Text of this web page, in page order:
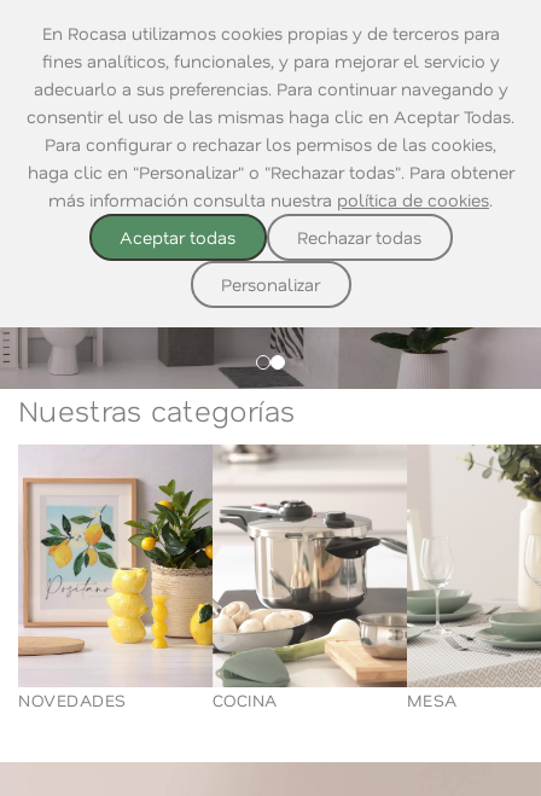
En Rocasa utilizamos cookies propias y de terceros para
fines analíticos, funcionales, y para mejorar el servicio y
adecuarlo a sus preferencias. Para continuar navegando y
consentir el uso de las mismas haga clic en Aceptar Todas.
Para configurar o rechazar los permisos de las cookies,
haga clic en "Personalizar" o "Rechazar todas". Para obtener
más información consulta nuestra política de cookies.
Aceptar todas
Rechazar todas
Personalizar
DESCUBRE NUESTRO CATÁLOGO
DESCUBRE NUESTRO CATÁLOGO
Crea tu espacio
Nuestras categorías
NOVEDADES COCINA MESA